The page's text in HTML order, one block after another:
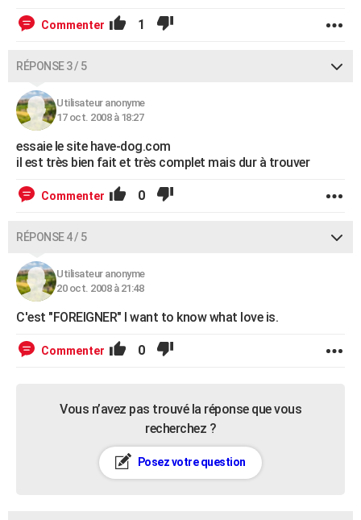
Commenter 1
RÉPONSE 3 / 5
Utilisateur anonyme
17 oct. 2008 à 18:27
essaie le site have-dog.com
il est très bien fait et très complet mais dur à trouver
Commenter 0
RÉPONSE 4 / 5
Utilisateur anonyme
20 oct. 2008 à 21:48
C'est "FOREIGNER" I want to know what love is.
Commenter 0
Vous n’avez pas trouvé la réponse que vous
recherchez ?
Posez votre question